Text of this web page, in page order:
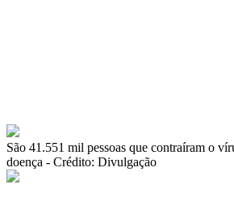
São 41.551 mil pessoas que contraíram o
doença - Crédito: Divulgação